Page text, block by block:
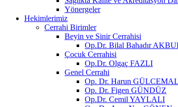
Yönergeler
Hekimlerimiz
Cerrahi Birimler
Beyin ve Sinir Cerrahisi
Op.Dr. Bilal Bahadır
Çocuk Cerrahisi
Op.Dr. Olgaç FAZLI
Genel Cerrahi
Op. Dr. Harun GÜLCEMAL
Op. Dr. Figen GÜNDÜZ
Op.Dr. Cemil YAYLALI